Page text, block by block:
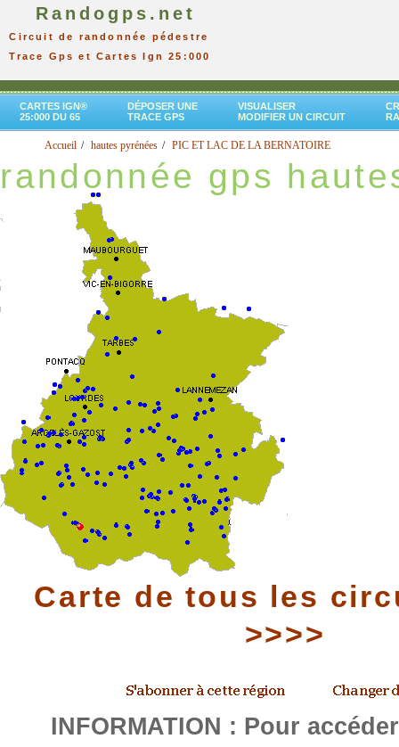
Randogps.net
Circuit de randonnée pédestre
Trace Gps et Cartes Ign 25:000
CARTES IGN®
25:000 DU 65
DÉPOSER UNE
TRACE GPS
VISUALISER
MODIFIER UN CIRCUIT
Accueil hautes pyrénées PIC ET LAC DE LA BERNATOIRE
randonnée gps
Carte de tous les
>>>>
INFORMATION : Pour